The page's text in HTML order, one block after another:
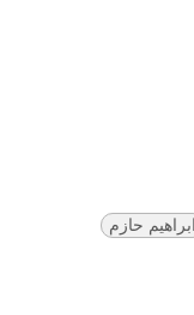
ابراهيم حازم